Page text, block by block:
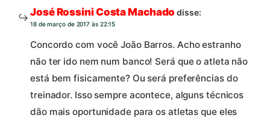
José Rossini Costa Machado disse:
18 de março de 2017 às 22:15
Concordo com você João Barros. Acho estranho
não ter ido nem num banco! Será que o atleta não
está bem fisicamente? Ou será preferências do
treinador. Isso sempre acontece, alguns técnicos
dão mais oportunidade para os atletas que eles